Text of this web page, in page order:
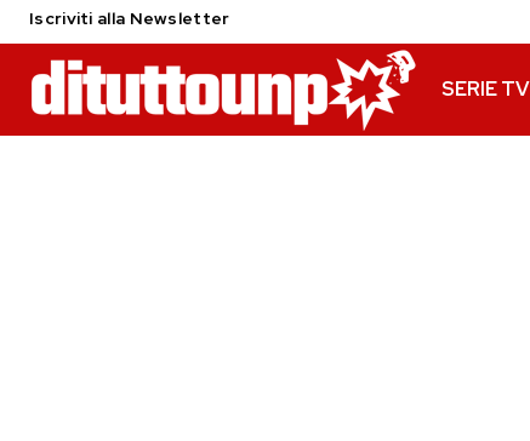
Iscriviti alla Newsletter
SERIE TV